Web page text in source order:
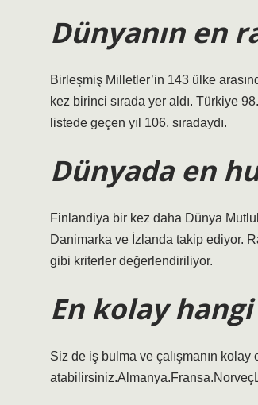
Dünyanın en
Birleşmiş Milletler’in 143 ülke
kez birinci sırada yer aldı. Türkiye
listede geçen yıl 106. sıradaydı.
Dünyada en
Finlandiya bir kez daha Dünya
Danimarka ve İzlanda takip ediyor.
gibi kriterler değerlendiriliyor.
En kolay
Siz de iş bulma ve çalışmanın kolay